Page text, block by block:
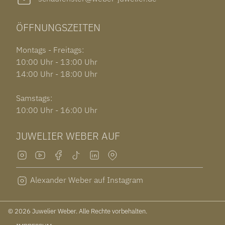
ÖFFNUNGSZEITEN
Montags - Freitags:
10:00 Uhr - 13:00 Uhr
14:00 Uhr - 18:00 Uhr
Samstags:
10:00 Uhr - 16:00 Uhr
JUWELIER WEBER AUF
Alexander Weber auf Instagram
© 2026 Juwelier Weber. Alle Rechte vorbehalten.